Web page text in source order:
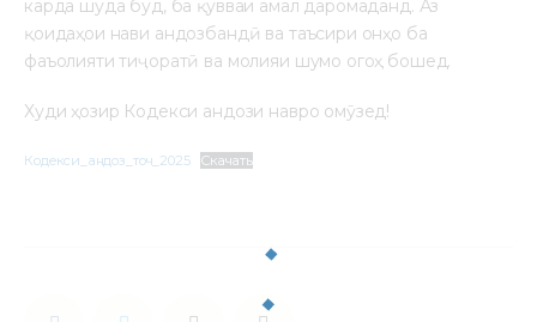
карда шуда буд, ба қувваи амал даромаданд. Аз
қоидаҳои нави андозбандӣ ва таъсири онҳо ба
фаъолияти тиҷоратӣ ва молияи шумо огоҳ бошед.
Худи ҳозир Кодекси андози навро омӯзед!
Кодекси_андоз_точ_2025 Скачать